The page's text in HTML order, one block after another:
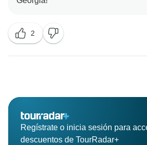
2
Regístrate o inicia sesión para
descuentos de TourRadar+